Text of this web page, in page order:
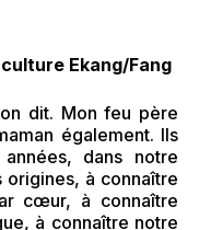
Ekang/Fang
dit. Mon feu père
également. Ils
dans notre
à connaître
cœur, à connaître
à connaître notre